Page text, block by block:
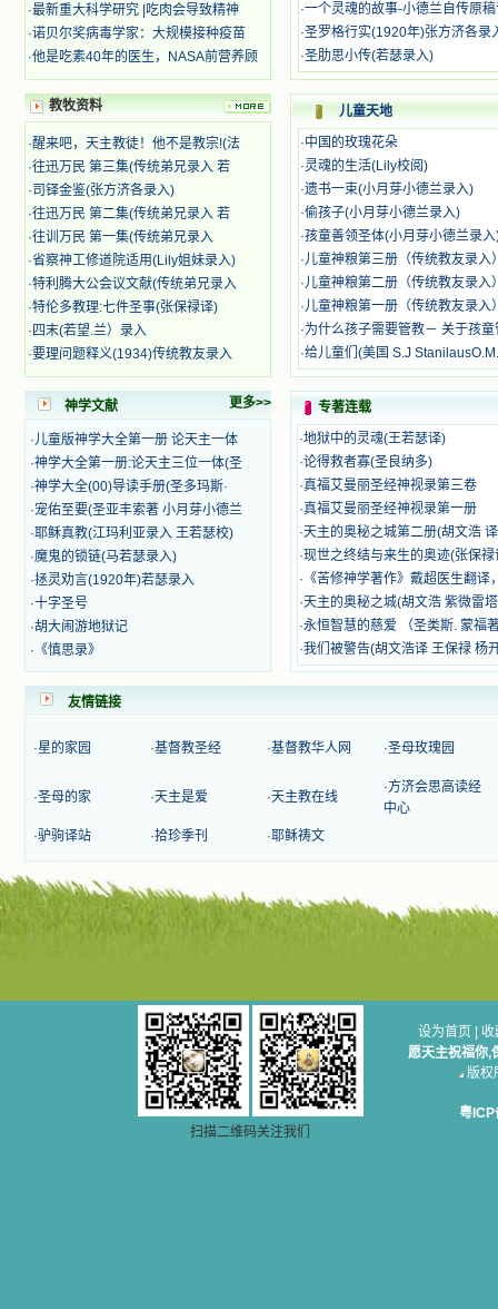
的事。他们受苦时仍在唱着感谢的
歌，因他们无法不称颂主，因主使他
们的心灵洋溢了快乐；他们激发了我
内心神圣的热情，在我的心灵深处燃
烧起一股无法扑灭的火焰，他们那强
有力的言行激励我向前。 我一面
读，一面想过着他们这样圣善的生
活，也立志不在这虚幻的尘世中寻求
安慰。我一读就是几个钟头，累了就
望着书上的圣像沉思默想。啊，当我
想到我有一天还要见到他们，亲耳聆
听他们的教诲，伴随在他们的身边，
和他们一起赞颂吾主，想到那使我欣
喜欢乐的甜蜜的相会，这世界对于我
一点吸引力都没有了。 从这些书
籍里，我认识了许多爱主的人，他们
使我更亲近主，帮助我更深的认识
主，爱主。这些曾经生活在人间的圣
人圣女，内心隐藏着来自天上光照的
各种宝藏，听他们对悦主的甜蜜喁
语，我也陶醉了。主藉着这些书籍慢
慢地培养我的心灵，当我看到这些圣
德芬芳的圣人再看看满身污秽的我，
我失望过，沮丧过，哭泣过，和主呕
气过，甚至埋怨天主不用祂的全能让
我立刻成圣。但是主让我明白，灵命
的成长需要时间，成长是渐进的，农
民等待稻谷的长成需要整个季节，才
能品尝丰收的喜悦，我也要有谦卑受
教的态度才能接受主的话语，要让这
些圣言成为血肉（果实），是需要时
间的。 从网上我读到许多有益心
灵的书。当我首次读到盖恩夫人的传
撼着我的心，我接受到了一个很大的
恩宠，使我认识了十字架是生命的真
正之路。读圣女小德兰的传记时，我
又有别一种感受，我看到了一个与我
争吵，没有仇恨，没有岐视，那是主
有圣女大德兰的自传，在这位圣女的
感召下，我初领了圣体，从圣体中获
得无量恩宠。这些书引我向往那超性
的境界，向往那浑然忘我的境界，从
此无益的书一概不看了。我一遍遍地
心里多么渴望能像他们那样爱主。
我因此而认识了许许多多圣人，
这些圣人中有许多也曾是罪人，使我
也能向他们敞开心门。我一会儿求这
个圣人为我转祷，一会儿求那个圣人
为我祈求圣宠，这些圣人使我的生活
变得丰富多彩。我想，既然他们真心
爱天主，那么他们也会真心爱我。现
·最新重大科学研究 |吃肉会导致精神
·诺贝尔奖病毒学家：大规模接种疫苗
·他是吃素40年的医生，NASA前营养顾
·一个灵魂的故事-小德兰自传原
·圣罗格行实(1920年)张方济各录
·圣肋思小传(若瑟录入)
教牧资料
·醒来吧，天主教徒！他不是教宗!(法
·往迅万民 第三集(传统弟兄录入 若
·司铎金鉴(张方济各录入)
·往迅万民 第二集(传统弟兄录入 若
·往训万民 第一集(传统弟兄录入
·省察神工修道院适用(Lily姐妹录入)
·特利腾大公会议文献(传统弟兄录入
·特伦多教理:七件圣事(张保禄译)
· 四末(若望.兰）录入
·要理问题释义(1934)传统教友录入
儿童天地
·中国的玫瑰花朵
·灵魂的生活(Lily校阅)
·遗书一束(小月芽小德兰录入)
·偷孩子(小月芽小德兰录入)
·孩童善领圣体(小月芽小德兰录入
·儿童神粮第三册（传统教友录入
·儿童神粮第二册（传统教友录入
·儿童神粮第一册（传统教友录入
·为什么孩子需要管教－ 关于孩童
·给儿童们(美国 S.J
神学文献 更多>>
·儿童版神学大全第一册 论天主一体
·神学大全第一册:论天主三位一体(圣
·神学大全(00)导读手册(圣多玛斯·
·宠佑至要(圣亚丰索著 小月芽小德兰
·耶稣真教(江玛利亚录入 王若瑟校)
·魔鬼的锁链(马若瑟录入)
·拯灵劝言(1920年)若瑟录入
·十字圣号
·胡大闹游地狱记
· 《慎思录》
专著连载
·地狱中的灵魂(王若瑟译)
·论得救者寡(圣良纳多)
·真福艾曼丽圣经神视录第三卷
·真福艾曼丽圣经神视录第一册
·天主的奥秘之城第二册(胡文浩
·现世之终结与来生的奥迹(张保禄
· 《苦修神学著作》戴超医生翻译
·天主的奥秘之城(胡文浩 紫微雷
·永恒智慧的慈爱 （圣类斯. 蒙福
·我们被警告(胡文浩译 王保禄 杨
友情链接
·星的家园 ·基督教圣经 ·基督教华人网 ·圣母玫瑰园
·圣母的家 ·天主是爱 ·天主教在线
·方济会思高读经
中心
·驴驹译站 ·拾珍季刊 ·耶稣祷文
扫描二维码关注我们
设为首页
收
愿天主祝福你,
版权
粤